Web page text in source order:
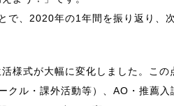
で、2020年の1年間を振り返り、
様式が大幅に変化しました。この
クル・課外活動等）、AO・推薦入